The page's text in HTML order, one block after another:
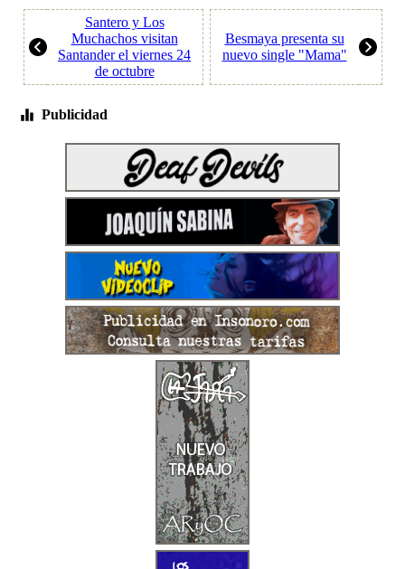
Santero y Los
Muchachos visitan
Santander el viernes 24
de octubre
Besmaya presenta su
nuevo single "Mama"
Publicidad